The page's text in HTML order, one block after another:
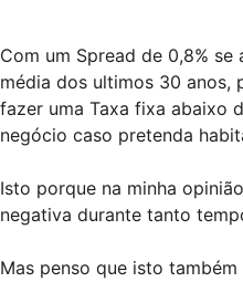
Com um Spread de 0,8%
média dos ultimos 30 anos,
fazer uma Taxa fixa abaixo
negócio caso pretenda
Isto porque na minha
negativa durante tanto
Mas penso que isto